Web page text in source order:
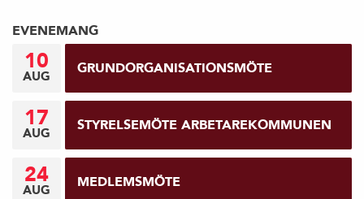
EVENEMANG
10
AUG GRUNDORGANISATIONSMÖTE
17
AUG STYRELSEMÖTE ARBETAREKOMMUNEN
24
AUG MEDLEMSMÖTE